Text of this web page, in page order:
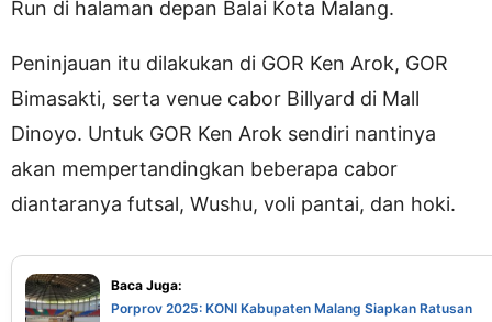
Run di halaman depan Balai Kota Malang.
Peninjauan itu dilakukan di GOR Ken Arok, GOR
Bimasakti, serta venue cabor Billyard di Mall
Dinoyo. Untuk GOR Ken Arok sendiri nantinya
akan mempertandingkan beberapa cabor
diantaranya futsal, Wushu, voli pantai, dan hoki.
Baca Juga:
Porprov 2025: KONI Kabupaten Malang Siapkan Ratusan